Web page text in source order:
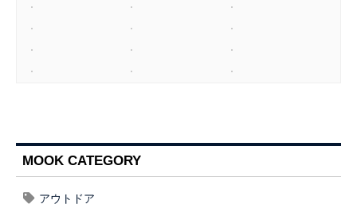
MOOK CATEGORY
アウトドア